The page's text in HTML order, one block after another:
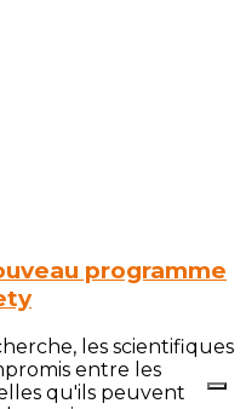
programme
les scientifiques
entre les
qu'ils peuvent